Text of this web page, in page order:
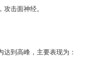
击面神经。
到高峰，主要表现为：